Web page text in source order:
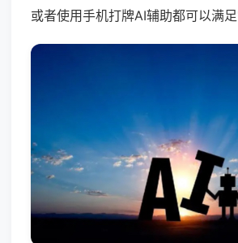
或者使用手机打牌AI辅助都可以满足